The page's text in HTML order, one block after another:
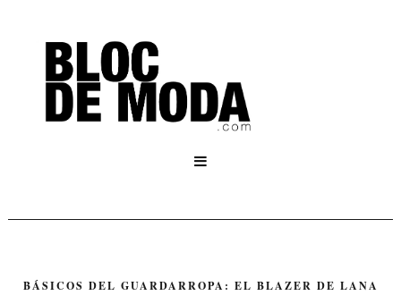

BÁSICOS DEL GUARDARROPA: EL BLAZER DE LANA